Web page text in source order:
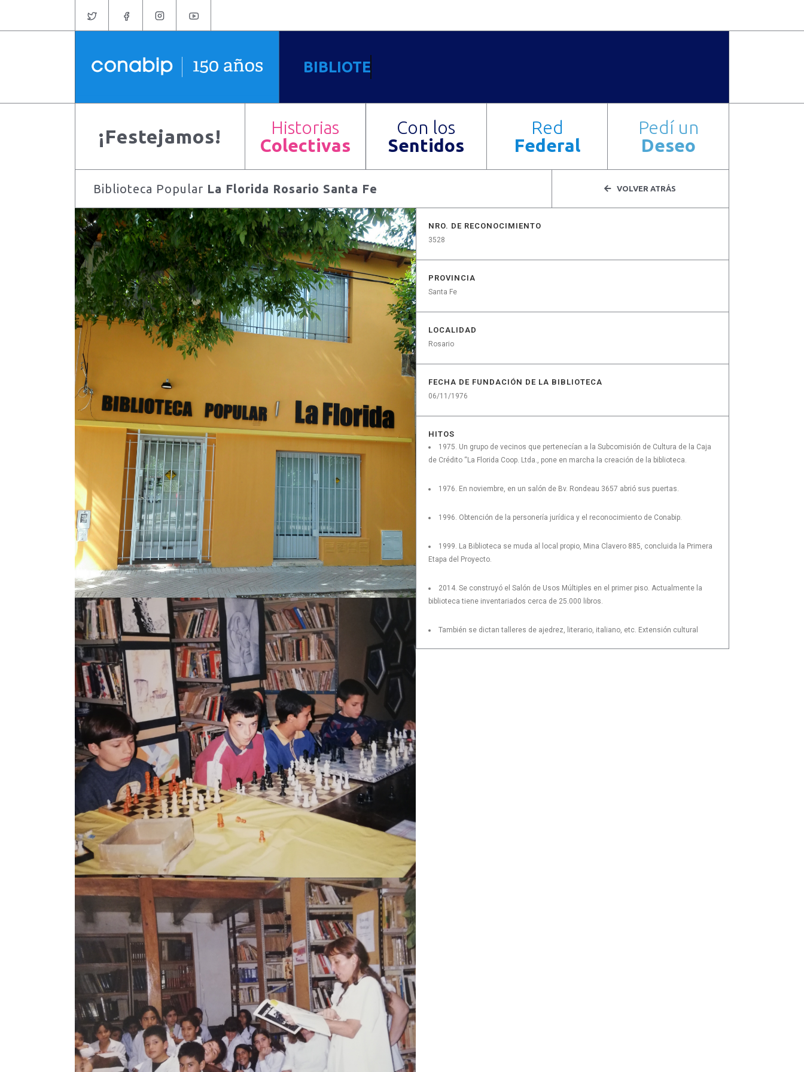
BIBLIOTECAS POPULARES ARGENTINAS
¡Festejamos!
Historias
Colectivas
Con los
Sentidos
Red
Federal
Pedí un
Deseo
Biblioteca Popular La Florida Rosario Santa Fe VOLVER ATRÁS
NRO. DE RECONOCIMIENTO
3528
PROVINCIA
Santa Fe
LOCALIDAD
Rosario
FECHA DE FUNDACIÓN DE LA BIBLIOTECA
06/11/1976
HITOS
1975. Un grupo de vecinos que pertenecían a la Subcomisión de Cultura de la Caja
de Crédito “La Florida Coop. Ltda., pone en marcha la creación de la biblioteca.
1976. En noviembre, en un salón de Bv. Rondeau 3657 abrió sus puertas.
1996. Obtención de la personería jurídica y el reconocimiento de Conabip.
1999. La Biblioteca se muda al local propio, Mina Clavero 885, concluida la Primera
Etapa del Proyecto.
2014. Se construyó el Salón de Usos Múltiples en el primer piso. Actualmente la
biblioteca tiene inventariados cerca de 25.000 libros.
También se dictan talleres de ajedrez, literario, italiano, etc. Extensión cultural